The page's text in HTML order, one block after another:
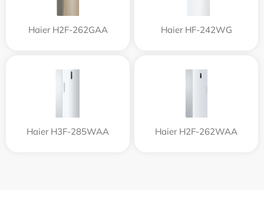
Haier H2F-262GAA Haier HF-242WG
Haier H3F-285WAA Haier H2F-262WAA